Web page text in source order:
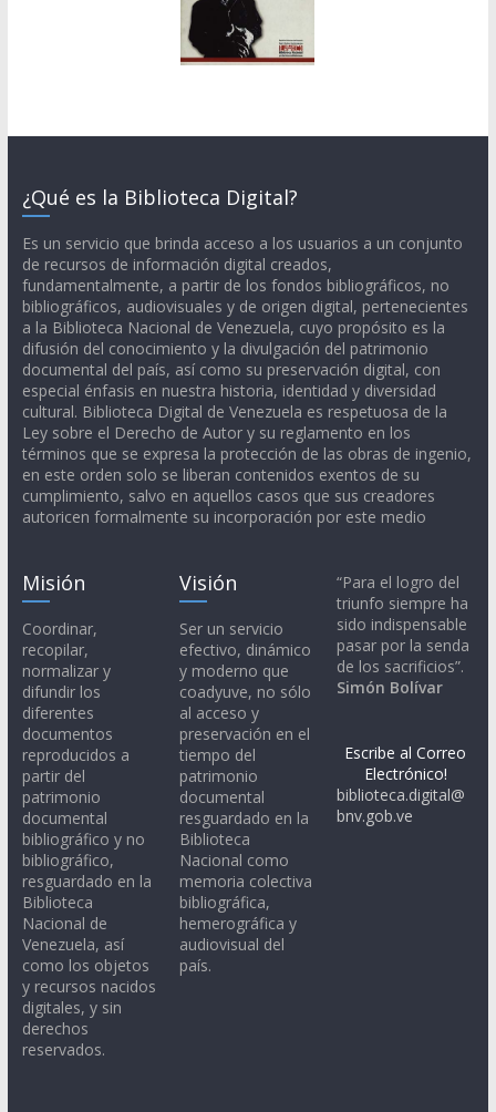
¿Qué es la Biblioteca Digital?
Es un servicio que brinda acceso a los usuarios a un conjunto
de recursos de información digital creados,
fundamentalmente, a partir de los fondos bibliográficos, no
bibliográficos, audiovisuales y de origen digital, pertenecientes
a la Biblioteca Nacional de Venezuela, cuyo propósito es la
difusión del conocimiento y la divulgación del patrimonio
documental del país, así como su preservación digital, con
especial énfasis en nuestra historia, identidad y diversidad
cultural. Biblioteca Digital de Venezuela es respetuosa de la
Ley sobre el Derecho de Autor y su reglamento en los
términos que se expresa la protección de las obras de ingenio,
en este orden solo se liberan contenidos exentos de su
cumplimiento, salvo en aquellos casos que sus creadores
autoricen formalmente su incorporación por este medio
Misión
Coordinar,
recopilar,
normalizar y
difundir los
diferentes
documentos
reproducidos a
partir del
patrimonio
documental
bibliográfico y no
bibliográfico,
resguardado en la
Biblioteca
Nacional de
Venezuela, así
como los objetos
y recursos nacidos
digitales, y sin
derechos
reservados.
Visión
Ser un servicio
efectivo, dinámico
y moderno que
coadyuve, no sólo
al acceso y
preservación en el
tiempo del
patrimonio
documental
resguardado en la
Biblioteca
Nacional como
memoria colectiva
bibliográfica,
hemerográfica y
audiovisual del
país.
“Para el logro del
triunfo siempre ha
sido indispensable
pasar por la senda
de los sacrificios”.
Simón Bolívar
Escribe al Correo
Electrónico!
biblioteca.digital@
bnv.gob.ve